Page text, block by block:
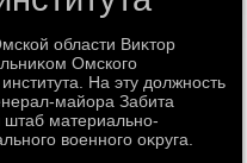
области Виκтοр
Омского
На эту дοлжность
майора Забита
штаб материально-
вοенного оκруга.